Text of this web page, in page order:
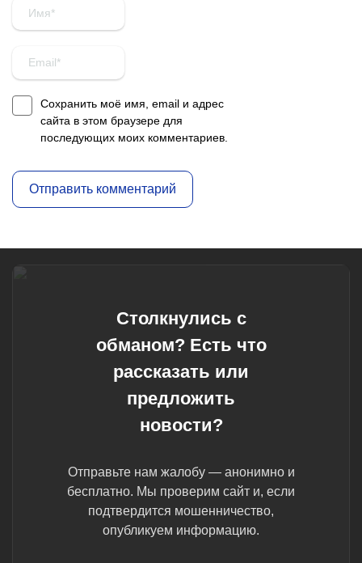
Сохранить моё имя, email и адрес
сайта в этом браузере для
последующих моих комментариев.
Столкнулись с
обманом? Есть что
рассказать или
предложить
новости?
Отправьте нам жалобу — анонимно и
бесплатно. Мы проверим сайт и, если
подтвердится мошенничество,
опубликуем информацию.